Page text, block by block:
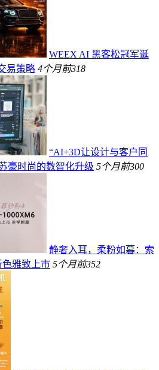
WEEX AI 黑客松冠军诞
易策略 4个月前318
“AI+3D让设计与客户同
豪时尚的数智化升级 5个月前300
静奢入耳，柔粉如暮：索
色雅致上市 5个月前352